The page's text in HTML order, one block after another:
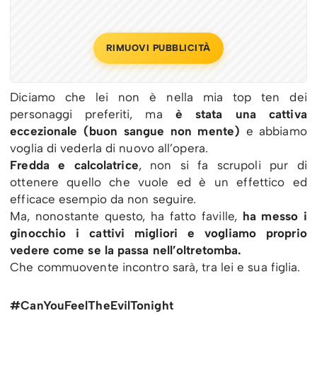
RIMUOVI PUBBLICITÀ
Diciamo che lei non è nella mia top ten dei
personaggi preferiti, ma è stata una cattiva
eccezionale (buon sangue non mente) e abbiamo
voglia di vederla di nuovo all’opera.
Fredda e calcolatrice, non si fa scrupoli pur di
ottenere quello che vuole ed è un effettico ed
efficace esempio da non seguire.
Ma, nonostante questo, ha fatto faville, ha messo i
ginocchio i cattivi migliori e vogliamo proprio
vedere come se la passa nell’oltretomba.
Che commuovente incontro sarà, tra lei e sua figlia.
#CanYouFeelTheEvilTonight